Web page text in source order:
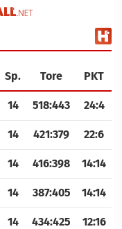
Sp. Tore PKT
14 518:443 24:4
14 421:379 22:6
14 416:398 14:14
14 387:405 14:14
14 434:425 12:16